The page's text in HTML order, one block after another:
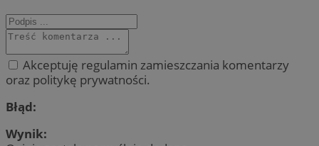
Akceptuję regulamin zamieszczania komentarzy
oraz politykę prywatności.
Błąd:
Wynik: